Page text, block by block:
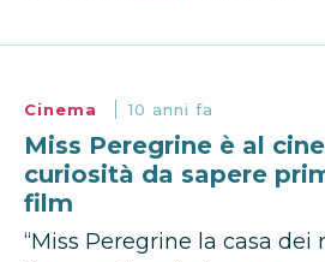
Cinema 10 anni fa
Miss Peregrine è al
curiosità da sapere
film
“Miss Peregrine la casa dei